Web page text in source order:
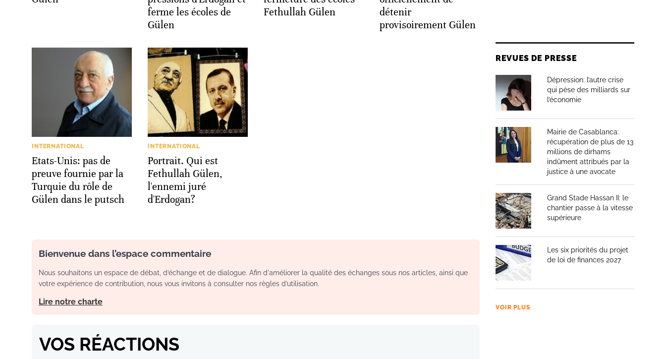
ferme les écoles de
Gülen
Fethullah Gülen
détenir
provisoirement Gülen
INTERNATIONAL
Etats-Unis: pas de
preuve fournie par la
Turquie du rôle de
Gülen dans le putsch
INTERNATIONAL
Portrait. Qui est
Fethullah Gülen,
l'ennemi juré
d'Erdogan?
Bienvenue dans l’espace commentaire
Nous souhaitons un espace de débat, d’échange et de dialogue. Afin d'améliorer la qualité des échanges sous nos articles, ainsi que
votre expérience de contribution, nous vous invitons à consulter nos règles d’utilisation.
Lire notre charte
VOS RÉACTIONS
REVUES DE PRESSE
Dépression: l’autre crise
qui pèse des milliards sur
l’économie
Mairie de Casablanca:
récupération de plus de 13
millions de dirhams
indûment attribués par la
justice à une avocate
Grand Stade Hassan II: le
chantier passe à la vitesse
supérieure
Les six priorités du projet
de loi de finances 2027
VOIR PLUS